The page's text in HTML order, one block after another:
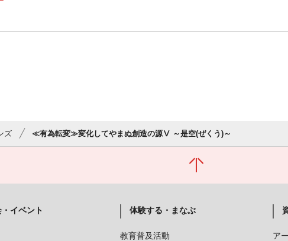
ズ ≪有為転変≫変化してやまぬ創造の源Ⅴ ～是空(ぜくう)～
・イベント 体験する・まなぶ
教育普及活動
ア